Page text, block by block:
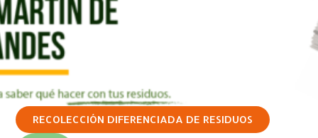
RECOLECCIÓN DIFERENCIADA DE RESIDUOS